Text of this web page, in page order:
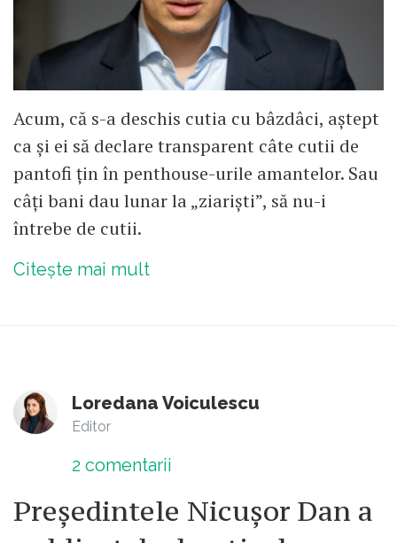
Acum, că s-a deschis cutia cu bâzdâci, aștept
ca și ei să declare transparent câte cutii de
pantofi țin în penthouse-urile amantelor. Sau
câți bani dau lunar la „ziariști”, să nu-i
întrebe de cutii.
Citește mai mult
Loredana Voiculescu
Editor
2 comentarii
Președintele Nicușor Dan a